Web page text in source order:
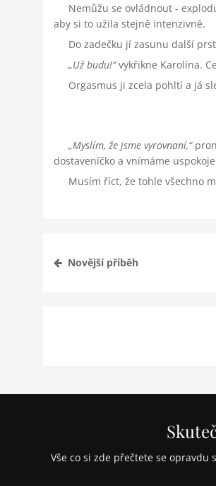
Nemůžu se ovládnout -
aby si to užila stejně intenzivně.
Do zadečku jí zasunu další
Už budu! vykřikne Karolína.
Orgasmus ji zcela pohltí a já
Myslím, že jsme vyrovnaní,
dostaveníčko a vnímáme
Musím říct, že tohle všechno
Novější příběh
Vše co si zde přečtete se